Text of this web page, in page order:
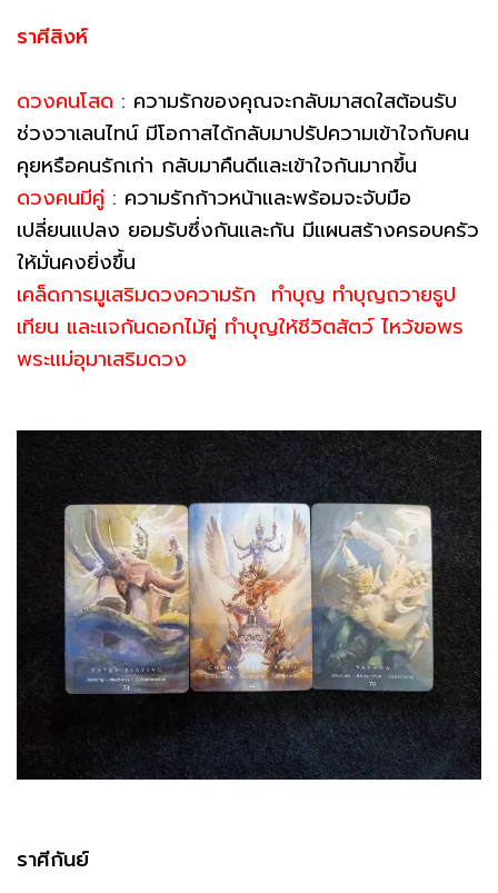
ราศีสิงห์
ดวงคนโสด : ความรักของคุณจะกลับมาสดใสต้อนรับ
ช่วงวาเลนไทน์ มีโอกาสได้กลับมาปรัปความเข้าใจกับคน
คุยหรือคนรักเก่า กลับมาคืนดีและเข้าใจกันมากขึ้น
ดวงคนมีคู่ : ความรักก้าวหน้าและพร้อมจะจับมือ
เปลี่ยนแปลง ยอมรับซึ่งกันและกัน มีแผนสร้างครอบครัว
ให้มั่นคงยิ่งขึ้น
เคล็ดการมูเสริมดวงความรัก ทำบุญ ทำบุญถวายธูป
เทียน และแจกันดอกไม้คู่ ทำบุญให้ชีวิตสัตว์ ไหว้ขอพร
พระแม่อุมาเสริมดวง
ราศีกันย์